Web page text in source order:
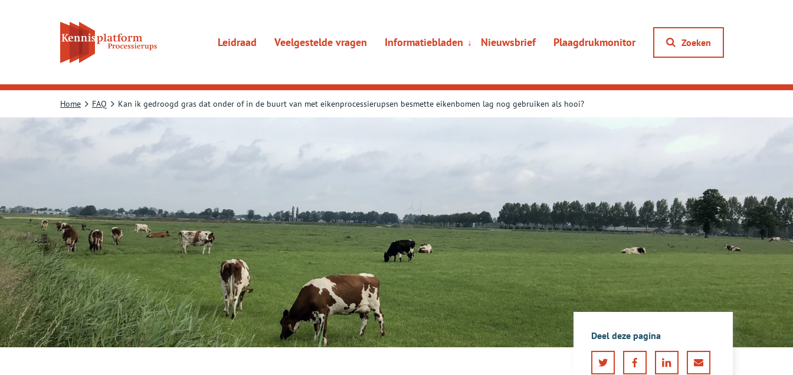
Leidraad Veelgestelde vragen Informatiebladen ↓ SubNieuwsbrief Plaagdrukmonitor Zoeken
Home FAQ Kan ik gedroogd gras dat onder of in de buurt van met eikenprocessierupsen besmette eikenbomen lag nog gebruiken als hooi?
Deel deze pagina
Twitter FacebookLinkedInE-